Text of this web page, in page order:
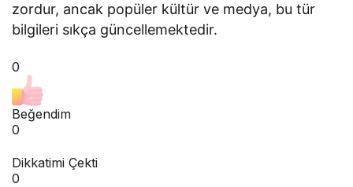
zordur, ancak popüler kültür ve medya, bu tür
bilgileri sıkça güncellemektedir.
0
Beğendim
0
Dikkatimi Çekti
0